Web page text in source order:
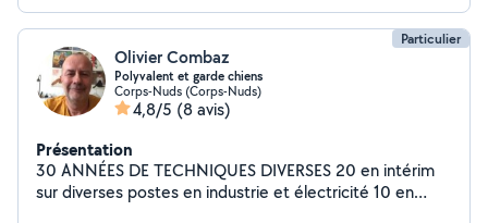
Particulier
Olivier Combaz
Polyvalent et garde chiens
Corps-Nuds (Corps-Nuds)
4,8/5 (8 avis)
Présentation
30 ANNÉES DE TECHNIQUES DIVERSES 20 en intérim
sur diverses postes en industrie et électricité 10 en